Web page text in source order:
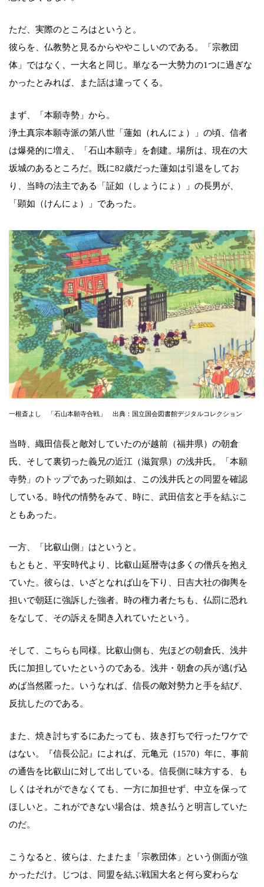
ただ、実際のところはというと。
彼らを、仏教勢と見るからややこしいのである。「宗教団
体」ではなく、一大名と同じ。単なる一大勢力の1つに過ぎな
かったとみれば、また話は違ってくる。
まず、「本願寺勢」から。
浄土真宗本願寺派の第八世「蓮如（れんにょ）」の頃、信者
は爆発的に増え、「石山本願寺」を創建。場所は、現在の大
坂城のあるところだ。既に82歳だった蓮如は引退をしてお
り、当時の法主である「証如（しょうにょ）」の長男が、
「顕如（けんにょ）」であった。
一根斎よし 「石山本願寺合戦」 出典：国立国会図書館デジタルコレクション
当時、織田信長と敵対していたのが越前（福井県）の朝倉
氏、そして裏切った義兄の近江（滋賀県）の浅井氏。「本願
寺勢」のトップであった顕如は、この浅井氏との同盟を確認
している。時代の情勢をみて、時に、武田信玄と手を結ぶこ
ともあった。
一方、「比叡山側」はというと。
もともと、平安時代より、比叡山延暦寺は多くの僧兵を抱え
ていた。彼らは、いざとなれば山を下り、日吉大社の御輿を
担いで朝廷に強訴した強者。時の権力者たちも、仏罰に恐れ
をなして、その訴えを聞き入れていたという。
そして、こちらも同様。比叡山側も、先ほどの朝倉氏、浅井
氏に加担していたというのである。浅井・朝倉の兵が逃げ込
めば当然匿った。いうなれば、信長の敵対勢力と手を結び、
反抗したのである。
また、焼き討ちするにあたっても、抜き打ちで行ったワケで
はない。『信長公記』によれば、元亀元（1570）年に、事前
の通告を比叡山に対して出している。信長側に味方する、も
しくはそれができなくても、一方に加担せず、中立を保って
ほしいと。これができない場合は、焼き払うと明言していた
のだ。
こうなると、彼らは、たまたま「宗教団体」という側面が強
かっただけ。じつは、同盟を結ぶ戦国大名と何ら変わらな